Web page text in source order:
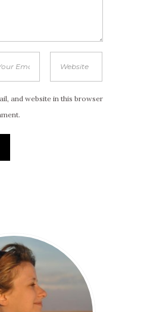
and website in this browser